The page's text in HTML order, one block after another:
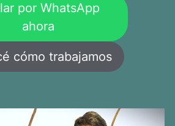
por WhatsApp
ahora
cómo trabajamos